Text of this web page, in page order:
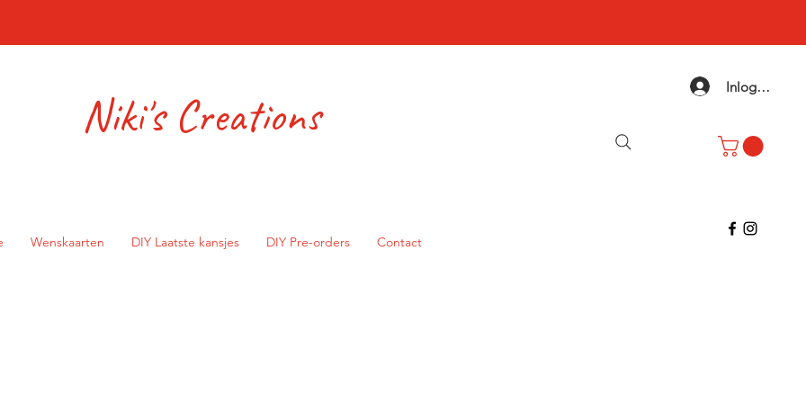
Niki's Creations
Wenskaarten DIY Laatste kansjes DIY Pre-orders Contact
Inloggen